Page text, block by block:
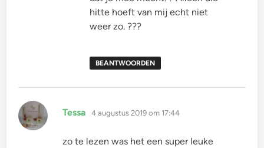
hitte hoeft van mij echt niet
weer zo. ???
BEANTWOORDEN
Tessa schreef:
4 augustus 2019 om 17:44
zo te lezen was het een super leuke